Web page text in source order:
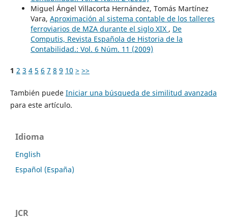
Miguel Ángel Villacorta Hernández, Tomás Martínez
Vara, Aproximación al sistema contable de los talleres
ferroviarios de MZA durante el siglo XIX , De
Computis, Revista Española de Historia de la
Contabilidad.: Vol. 6 Núm. 11 (2009)
1 2 3 4 5 6 7 8 9 10 > >>
También puede Iniciar una búsqueda de similitud avanzada
para este artículo.
Idioma
English
Español (España)
JCR